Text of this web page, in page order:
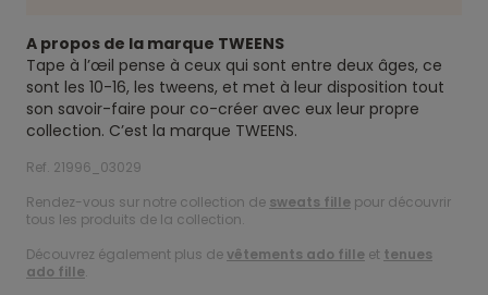
A propos de la marque TWEENS
Tape à l’œil pense à ceux qui sont entre deux âges, ce
sont les 10-16, les tweens, et met à leur disposition tout
son savoir-faire pour co-créer avec eux leur propre
collection. C’est la marque TWEENS.
Ref. 21996_03029
Rendez-vous sur notre collection de sweats fille pour découvrir
tous les produits de la collection.
Découvrez également plus devêtements ado fille et tenues
ado fille.